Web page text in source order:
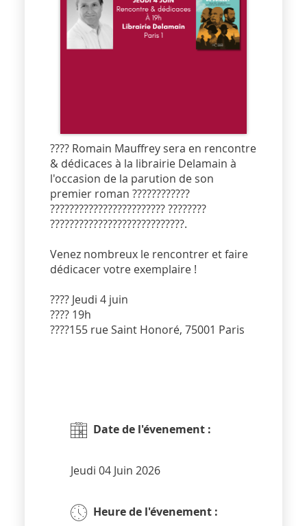
???? Romain Mauffrey sera en rencontre
& dédicaces à la librairie Delamain à
l'occasion de la parution de son
premier roman ????????????
???????????????????????? ????????
????????????????????????????.
Venez nombreux le rencontrer et faire
dédicacer votre exemplaire !
???? Jeudi 4 juin
???? 19h
????155 rue Saint Honoré, 75001 Paris
Date de l'évenement :
Jeudi 04 Juin 2026
Heure de l'évenement :